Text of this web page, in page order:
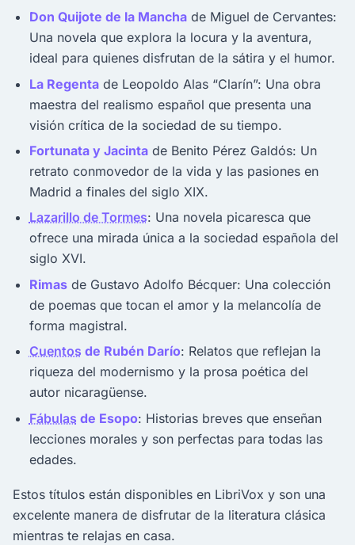
Don Quijote de la Manchade Miguel de Cervantes:
Una novela que explora la locura y la aventura,
ideal para quienes disfrutan de la sátira y el humor.
La Regentade Leopoldo Alas “Clarín”: Una obra
maestra del realismo español que presenta una
visión crítica de la sociedad de su tiempo.
Fortunata y Jacintade Benito Pérez Galdós: Un
retrato conmovedor de la vida y las pasiones en
Madrid a finales del siglo XIX.
Lazarillo de Tormes: Una novela picaresca que
ofrece una mirada única a la sociedad española del
siglo XVI.
Rimasde Gustavo Adolfo Bécquer: Una colección
de poemas que tocan el amor y la melancolía de
forma magistral.
Cuentos de Rubén Darío: Relatos que reflejan la
riqueza del modernismo y la prosa poética del
autor nicaragüense.
Fábulas de Esopo: Historias breves que enseñan
lecciones morales y son perfectas para todas las
edades.
Estos títulos están disponibles en LibriVox y son una
excelente manera de disfrutar de la literatura clásica
mientras te relajas en casa.